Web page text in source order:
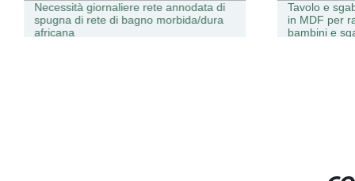
Necessità giornaliere rete annodata di
spugna di rete di bagno morbida/dura
africana
Tavolo e
in MDF per
bambini e